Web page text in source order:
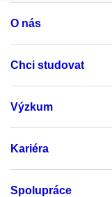
O nás
Chci studovat
Výzkum
Kariéra
Spolupráce